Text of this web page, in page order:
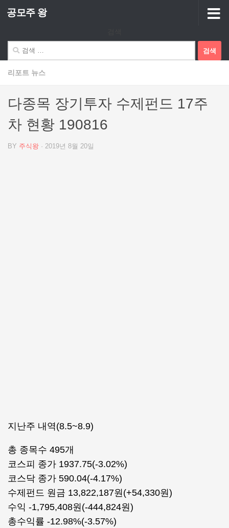
Skip to content
공모주 왕
색:
리포트 뉴스
다종목 장기투자 수제펀드 17주
차 현황 190816
BY 주식왕 · 2019년 8월 20일
지난주 내역(8.5~8.9)
총 종목수 495개
코스피 종가 1937.75(-3.02%)
코스닥 종가 590.04(-4.17%)
수제펀드 원금 13,822,187원(+54,330원)
수익 -1,795,408원(-444,824원)
총수익률 -12.98%(-3.57%)